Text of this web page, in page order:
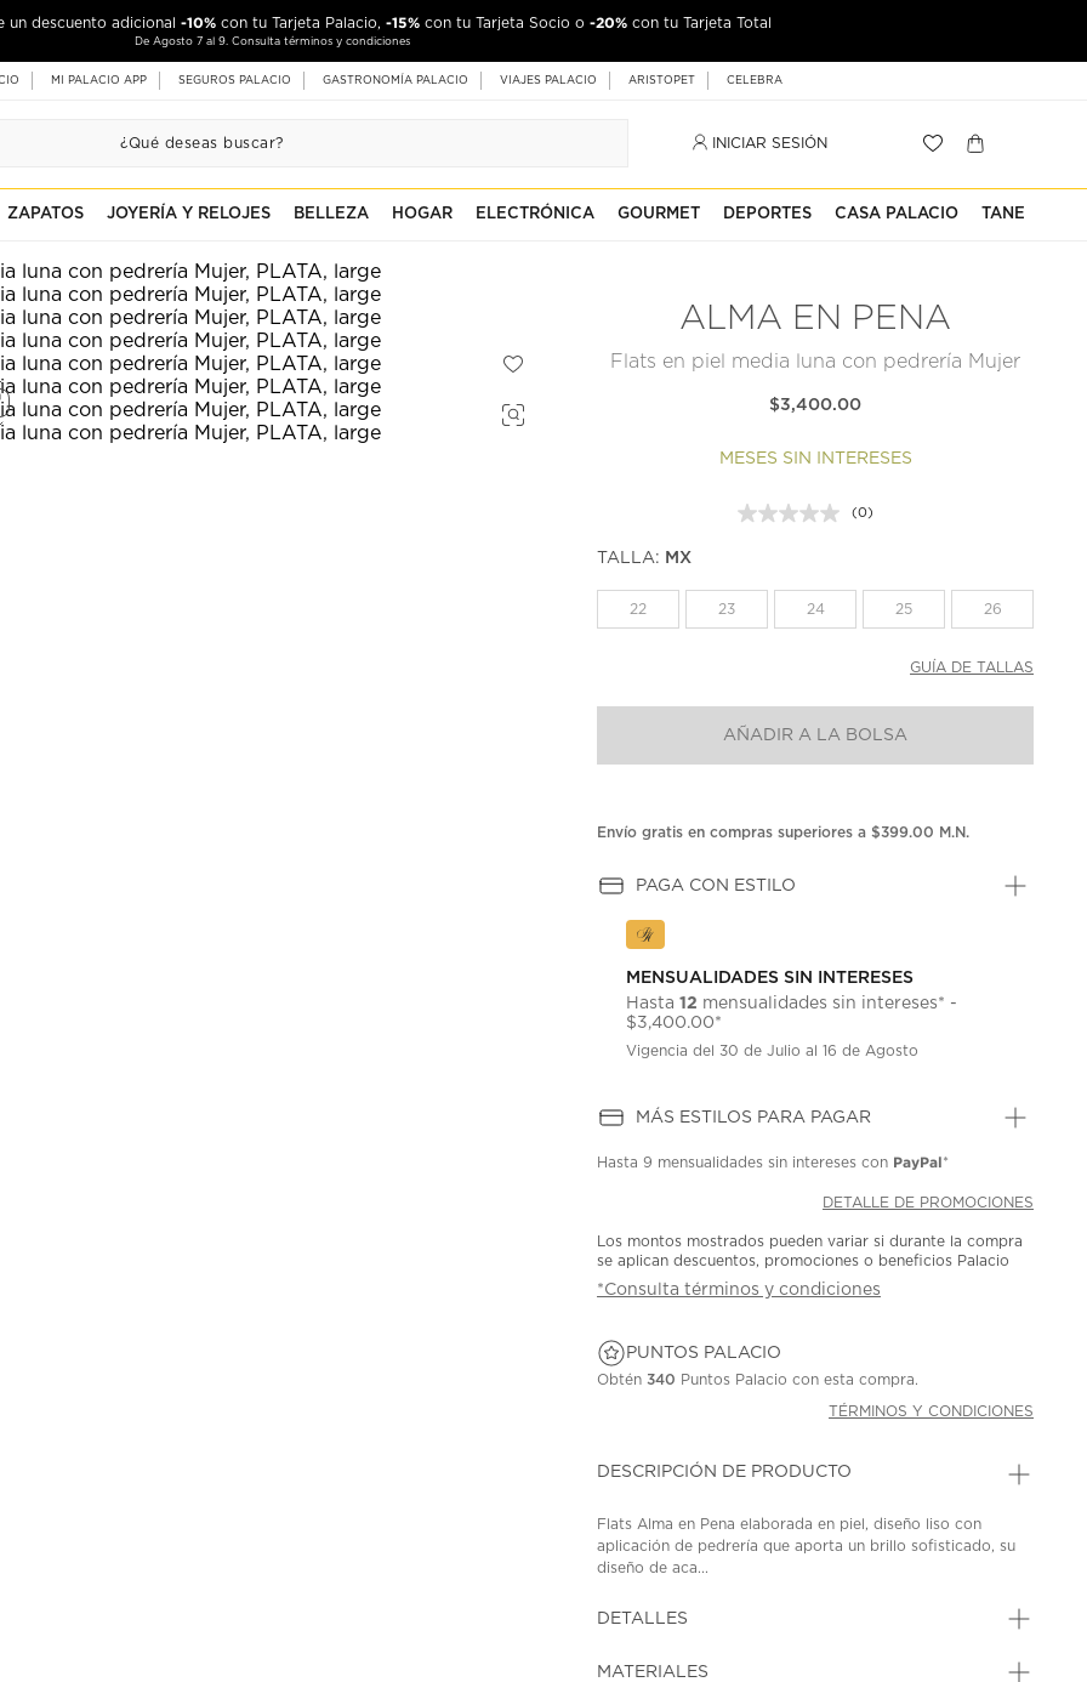
un descuento adicional -10% con tu Tarjeta Palacio, -15% con tu Tarjeta Socio o -20% con tu Tarjeta Total
De Agosto 7 al 9. Consulta términos y condiciones
MI PALACIO APP SEGUROS PALACIO GASTRONOMÍA PALACIO VIAJES PALACIO ARISTOPET CELEBRA
INICIAR SESIÓN
ZAPATOS JOYERÍA Y RELOJES BELLEZA HOGAR ELECTRÓNICA GOURMET DEPORTES CASA PALACIO TANE
ALMA EN PENA
Flats en piel media luna con pedrería Mujer
$3,400.00
MESES SIN INTERESES
Sin
misma
(0)
TALLA: MX
22 23 24 25 26
GUÍA DE TALLAS
AÑADIR A LA BOLSA
Envío gratis en compras superiores a $399.00 M.N.
PAGA CON ESTILO
MENSUALIDADES SIN INTERESES
Hasta12 mensualidades sin intereses* -
$3,400.00*
Vigencia del 30 de Julio al 16 de Agosto
MÁS ESTILOS PARA PAGAR
Hasta9 mensualidades sin intereses con PayPal*
DETALLE DE PROMOCIONES
Los montos mostrados pueden variar si durante la compra
se aplican descuentos, promociones o beneficios Palacio
*Consulta términos y condiciones
PUNTOS PALACIO
Obtén340 Puntos Palacio con esta compra.
TÉRMINOS Y CONDICIONES
DESCRIPCIÓN DE PRODUCTO
Flats Alma en Pena elaborada en piel, diseño liso con
aplicación de pedrería que aporta un brillo sofisticado, su
diseño de aca...
DETALLES
MATERIALES